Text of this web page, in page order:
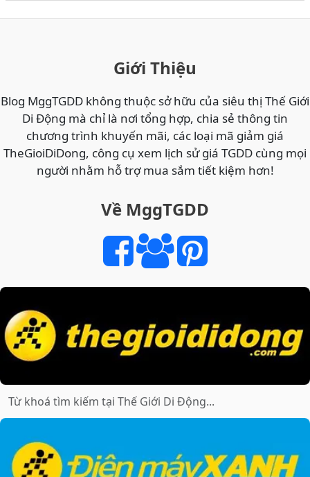
KHÔNG
NĂM
2026?
ĐÁNH
NĂNG
GIÁ
TRỊ
THỰC
Giới Thiệu
Blog MggTGDD không thuộc sở hữu của siêu thị Thế Giới
Di Động mà chỉ là nơi tổng hợp, chia sẻ thông tin
chương trình khuyến mãi, các loại mã giảm giá
TheGioiDiDong, công cụ xem lịch sử giá TGDD cùng mọi
người nhằm hỗ trợ mua sắm tiết kiệm hơn!
Về MggTGDD